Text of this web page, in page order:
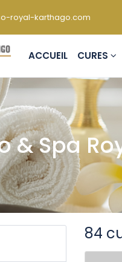
royal-karthago.com
ACCUEIL CURES
& Spa
84